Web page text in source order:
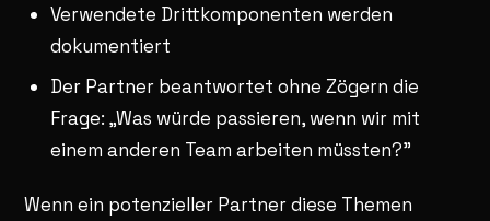
Verwendete Drittkomponenten werden
dokumentiert
Der Partner beantwortet ohne Zögern die
Frage: „Was würde passieren, wenn wir mit
einem anderen Team arbeiten müssten?"
Wenn ein potenzieller Partner diese Themen